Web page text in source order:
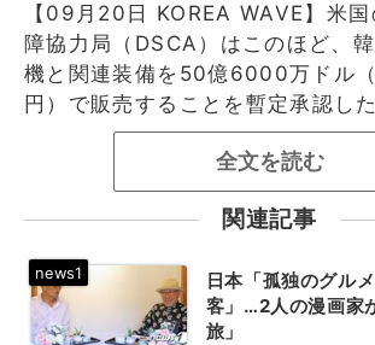
【09月20日 KOREA WAVE】米
障協力局（DSCA）はこのほど、
機と関連装備を50億6000万ドル
円）で販売することを暫定承認した
全文を読む
関連記事
日本「孤独のグル
客」…2人の漫画家
旅」